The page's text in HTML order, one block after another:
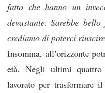
fatto che hanno un
devastante. Sarebbe
crediamo di poterci
Insomma, all’orizzonte
età. Negli ultimi
lavorato per trasformare